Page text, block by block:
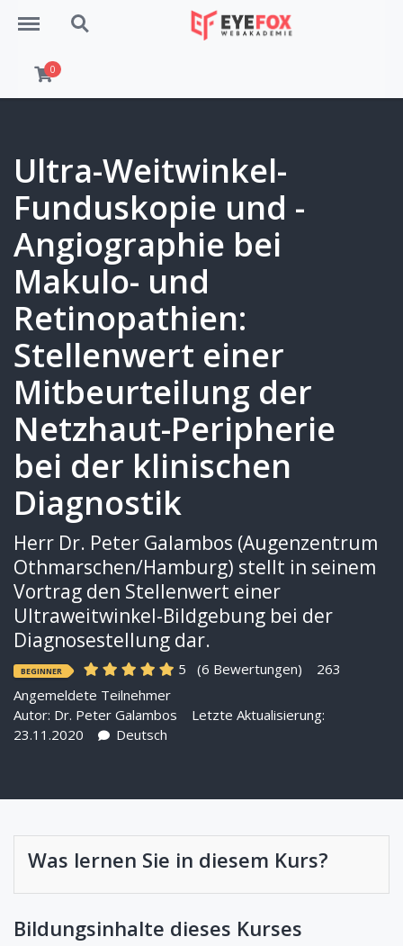
Menu Search
0
Ultra-Weitwinkel-
Funduskopie und -
Angiographie bei
Makulo- und
Retinopathien:
Stellenwert einer
Mitbeurteilung der
Netzhaut-Peripherie
bei der klinischen
Diagnostik
Herr Dr. Peter Galambos (Augenzentrum
Othmarschen/Hamburg) stellt in seinem
Vortrag den Stellenwert einer
Ultraweitwinkel-Bildgebung bei der
Diagnosestellung dar.
BEGINNER 5 (6 Bewertungen)
263
Angemeldete Teilnehmer
Autor: Dr. Peter Galambos
Letzte Aktualisierung:
23.11.2020
Deutsch
Was lernen Sie in diesem Kurs?
Bildungsinhalte dieses Kurses